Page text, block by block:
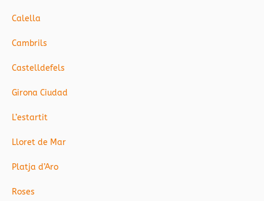
Calella
Cambrils
Castelldefels
Girona Ciudad
L’estartit
Lloret de Mar
Platja d’Aro
Roses